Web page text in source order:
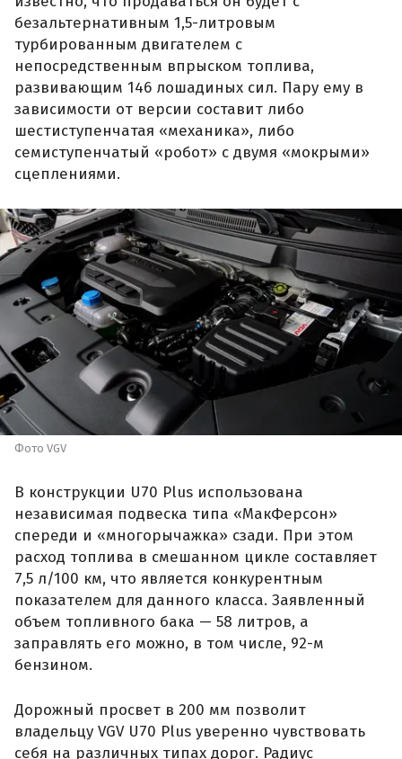
безальтернативным 1,5-литровым
турбированным двигателем с
непосредственным впрыском топлива,
развивающим 146 лошадиных сил. Пару ему в
зависимости от версии составит либо
шестиступенчатая «механика», либо
семиступенчатый «робот» с двумя «мокрыми»
сцеплениями.
Фото VGV
В конструкции U70 Plus использована
независимая подвеска типа «МакФерсон»
спереди и «многорычажка» сзади. При этом
расход топлива в смешанном цикле составляет
7,5 л/100 км, что является конкурентным
показателем для данного класса. Заявленный
объем топливного бака — 58 литров, а
заправлять его можно, в том числе, 92-м
бензином.
Дорожный просвет в 200 мм позволит
владельцу VGV U70 Plus уверенно чувствовать
себя на различных типах дорог. Радиус